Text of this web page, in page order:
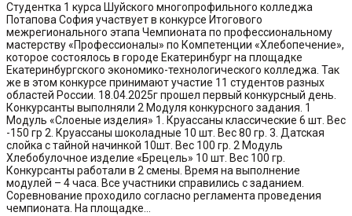
Студентка 1 курса Шуйского многопрофильного колледжа
Потапова София участвует в конкурсе Итогового
межрегионального этапа Чемпионата по профессиональному
мастерству «Профессионалы» по Компетенции «Хлебопечение»,
которое состоялось в городе Екатеринбург на площадке
Екатеринбургского экономико-технологического колледжа. Так
же в этом конкурсе принимают участие 11 студентов разных
областей России. 18.04.2025г прошел первый конкурсный день.
Конкурсанты выполняли 2 Модуля конкурсного задания. 1
Модуль «Слоеные изделия» 1. Круассаны классические 6 шт. Вес
-150 гр 2. Круассаны шоколадные 10 шт. Вес 80 гр. 3. Датская
слойка с тайной начинкой 10шт. Вес 100 гр. 2 Модуль
Хлебобулочное изделие «Брецель» 10 шт. Вес 100 гр.
Конкурсанты работали в 2 смены. Время на выполнение
модулей – 4 часа. Все участники справились с заданием.
Соревнование проходило согласно регламента проведения
чемпионата. На площадке...